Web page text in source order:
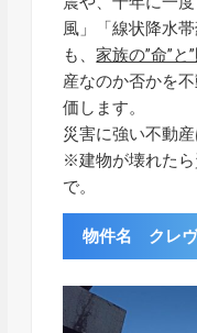
風」「線状降水
も、家族の”命”と
産なのか否かを
価します。
災害に強い不動
※建物が壊れた
で。
物件名 クレ